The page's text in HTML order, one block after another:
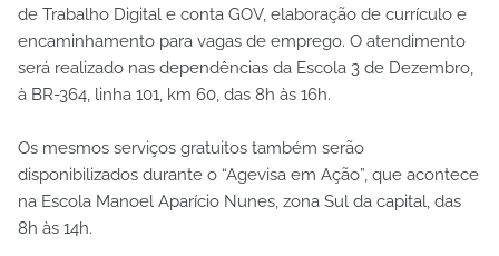
de Trabalho Digital e conta GOV, elaboração de currículo e
encaminhamento para vagas de emprego. O atendimento
será realizado nas dependências da Escola 3 de Dezembro,
à BR-364, linha 101, km 60, das 8h às 16h.
Os mesmos serviços gratuitos também serão
disponibilizados durante o “Agevisa em Ação”, que acontece
na Escola Manoel Aparício Nunes, zona Sul da capital, das
8h às 14h.